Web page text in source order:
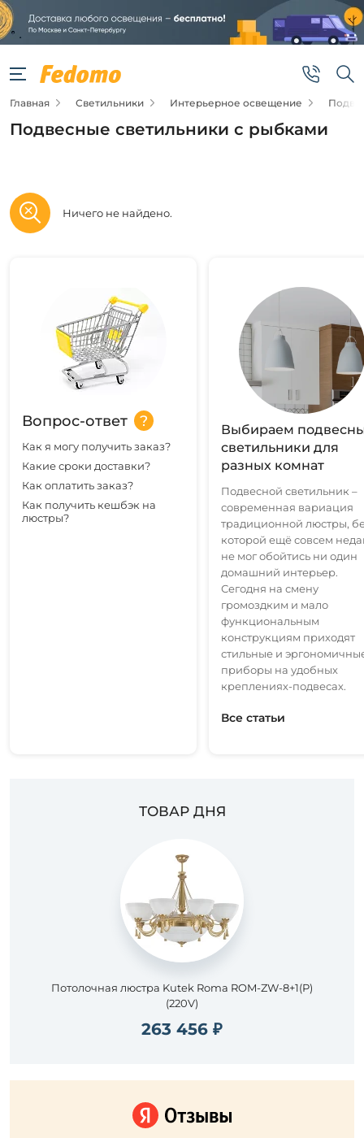
Фильтры
Новинка
Новинка
Главная Светильники Интерьерное освещение
Подвесные светильники с рыбками
Ничего не найдено.
Вопрос-ответ
Как я могу получить заказ?
Какие сроки доставки?
Как оплатить заказ?
Как получить кешбэк на
люстры?
Выбираем
светильники для
разных комнат
Подвесной светильник –
современная вариация
традиционной люстры,
которой ещё совсем
не мог обойтись ни один
домашний интерьер.
Сегодня на смену
громоздким и мало
функциональным
конструкциям приходят
стильные и
приборы на удобных
креплениях-подвесах.
Все статьи
ТОВАР ДНЯ
Потолочная люстра Kutek Roma ROM-ZW-8+1(P)
(220V)
263 456 ₽